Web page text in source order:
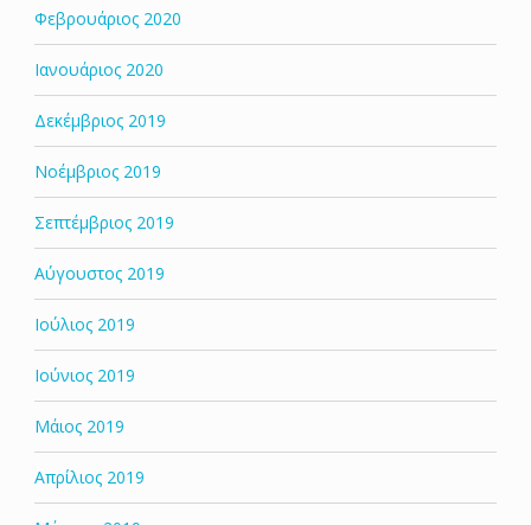
Φεβρουάριος 2020
Ιανουάριος 2020
Δεκέμβριος 2019
Νοέμβριος 2019
Σεπτέμβριος 2019
Αύγουστος 2019
Ιούλιος 2019
Ιούνιος 2019
Μάιος 2019
Απρίλιος 2019